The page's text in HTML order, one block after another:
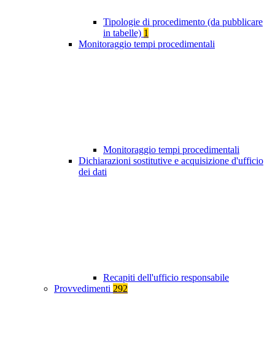
Tipologie di procedimento (da pubblicare
in tabelle) 1
Monitoraggio tempi procedimentali
Monitoraggio tempi procedimentali
Dichiarazioni sostitutive e acquisizione d'ufficio
dei dati
Recapiti dell'ufficio responsabile
Provvedimenti 292